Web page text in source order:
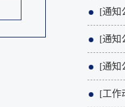
[通知
[通知
[通知
[工作